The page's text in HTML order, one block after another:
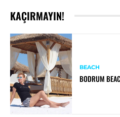
KAÇIRMAYIN!
BEACH
BODRUM